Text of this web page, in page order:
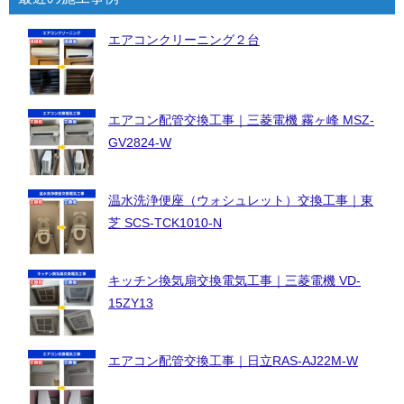
エアコンクリーニング２台
エアコン配管交換工事｜三菱電機 霧ヶ峰 MSZ-
GV2824-W
温水洗浄便座（ウォシュレット）交換工事｜東
芝 SCS-TCK1010-N
キッチン換気扇交換電気工事｜三菱電機 VD-
15ZY13
エアコン配管交換工事｜日立RAS-AJ22M-W